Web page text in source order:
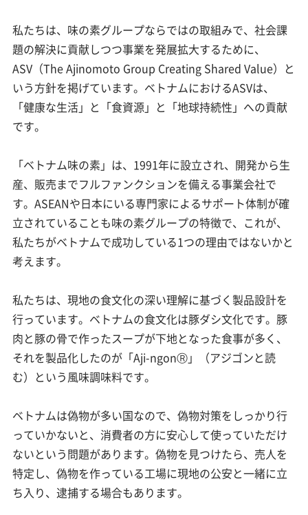
私たちは、味の素グループならではの取組みで、社会課
題の解決に貢献しつつ事業を発展拡大するために、
ASV（The Ajinomoto Group Creating Shared Value）と
いう方針を掲げています。ベトナムにおけるASVは、
「健康な生活」と「食資源」と「地球持続性」への貢献
です。
「ベトナム味の素」は、1991年に設立され、開発から生
産、販売までフルファンクションを備える事業会社で
す。ASEANや日本にいる専門家によるサポート体制が確
立されていることも味の素グループの特徴で、これが、
私たちがベトナムで成功している1つの理由ではないかと
考えます。
私たちは、現地の食文化の深い理解に基づく製品設計を
行っています。ベトナムの食文化は豚ダシ文化です。豚
肉と豚の骨で作ったスープが下地となった食事が多く、
それを製品化したのが「Aji-ngonⓇ」（アジゴンと読
む）という風味調味料です。
ベトナムは偽物が多い国なので、偽物対策をしっかり行
っていかないと、消費者の方に安心して使っていただけ
ないという問題があります。偽物を見つけたら、売人を
特定し、偽物を作っている工場に現地の公安と一緒に立
ち入り、逮捕する場合もあります。